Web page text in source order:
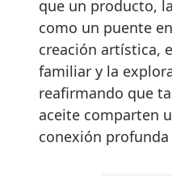
que un producto,
como un puente
creación artística,
familiar y la
reafirmando que
aceite comparten
conexión